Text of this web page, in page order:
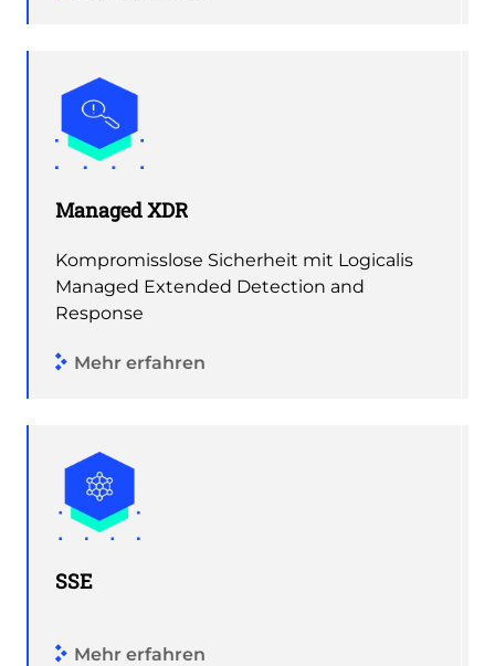
Managed XDR
Kompromisslose Sicherheit mit Logicalis
Managed Extended Detection and
Response
Mehr erfahren
SSE
Mehr erfahren